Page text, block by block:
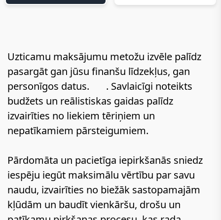
Uzticamu maksājumu metožu izvēle palīdz
pasargāt gan jūsu finanšu līdzekļus, gan
personīgos datus.
. Savlaicīgi noteikts
budžets un reālistiskas gaidas palīdz
izvairīties no liekiem tēriņiem un
nepatīkamiem pārsteigumiem.
Pārdomāta un pacietīga iepirkšanās sniedz
iespēju iegūt maksimālu vērtību par savu
naudu, izvairīties no biežāk sastopamajām
kļūdām un baudīt vienkāršu, drošu un